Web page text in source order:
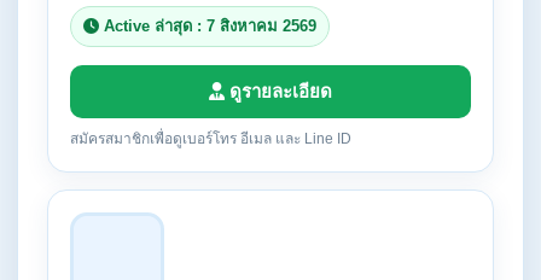
Active ล่าสุด : 7 สิงหาคม 2569
ดูรายละเอียด
สมัครสมาชิกเพื่อดูเบอร์โทร อีเมล และ Line ID